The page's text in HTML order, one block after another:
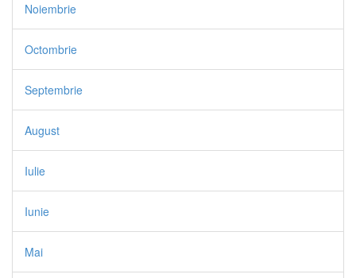
Noiembrie
Octombrie
Septembrie
August
Iulie
Iunie
Mai